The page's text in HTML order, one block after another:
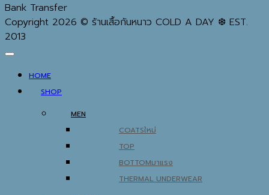
Bank Transfer
Copyright 2026 © ร้านเสื้อกันหนาว COLD A DAY ❆ EST.
2013
HOME
SHOP
MEN
COATS
TOP
BOTTOM
THERMAL UNDERWEAR